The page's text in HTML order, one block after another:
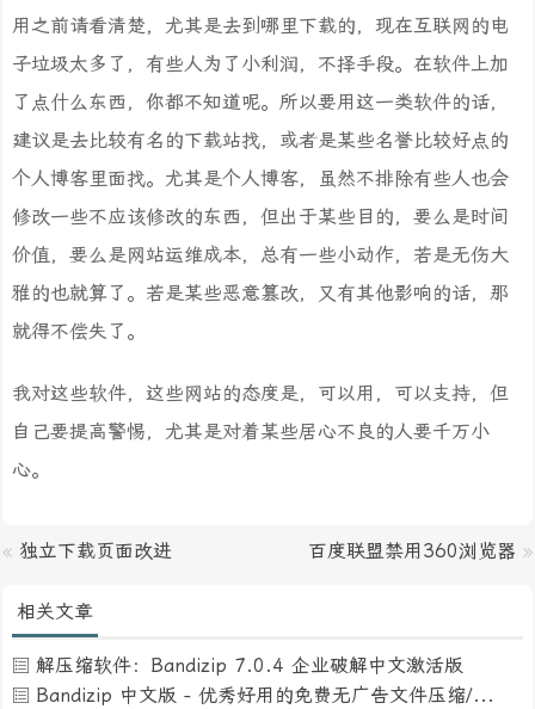
用之前请看清楚，尤其是去到哪里下载的，现在互联网的电
子垃圾太多了，有些人为了小利润，不择手段。在软件上加
了点什么东西，你都不知道呢。所以要用这一类软件的话，
建议是去比较有名的下载站找，或者是某些名誉比较好点的
个人博客里面找。尤其是个人博客，虽然不排除有些人也会
修改一些不应该修改的东西，但出于某些目的，要么是时间
价值，要么是网站运维成本，总有一些小动作，若是无伤大
雅的也就算了。若是某些恶意篡改，又有其他影响的话，那
就得不偿失了。
我对这些软件，这些网站的态度是，可以用，可以支持，但
自己要提高警惕，尤其是对着某些居心不良的人要千万小
心。
« 独立下载页面改进 百度联盟禁用360浏览器 »
相关文章
解压缩软件：Bandizip 7.0.4 企业破解中文激活版
Bandizip 中文版 - 优秀好用的免费无广告文件压缩/解压缩工具软件 (替代WinRAR与7Zip)